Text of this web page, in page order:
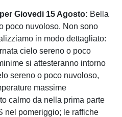
Giovedi 15 Agosto: Bella
poco nuvoloso. Non sono
in modo dettagliato:
cielo sereno o poco
si attesteranno intorno
sereno o poco nuvoloso,
massime
calmo da nella prima parte
nel pomeriggio; le raffiche